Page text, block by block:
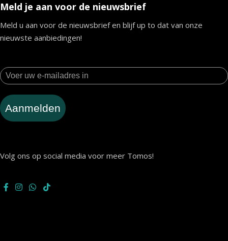
Meld je aan voor de nieuwsbrief
Meld u aan voor de nieuwsbrief en blijf up to dat van onze
nieuwste aanbiedingen!
Aanmelden
Volg ons op social media voor meer Tomos!